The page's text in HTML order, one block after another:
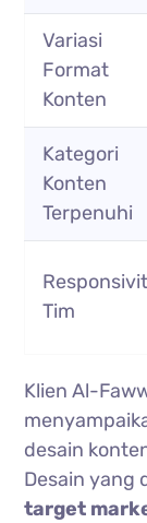
Variasi
Format
Konten
Kategori
Konten
Terpenuhi
Tim
Klien Al-
desain
Desain yang
target